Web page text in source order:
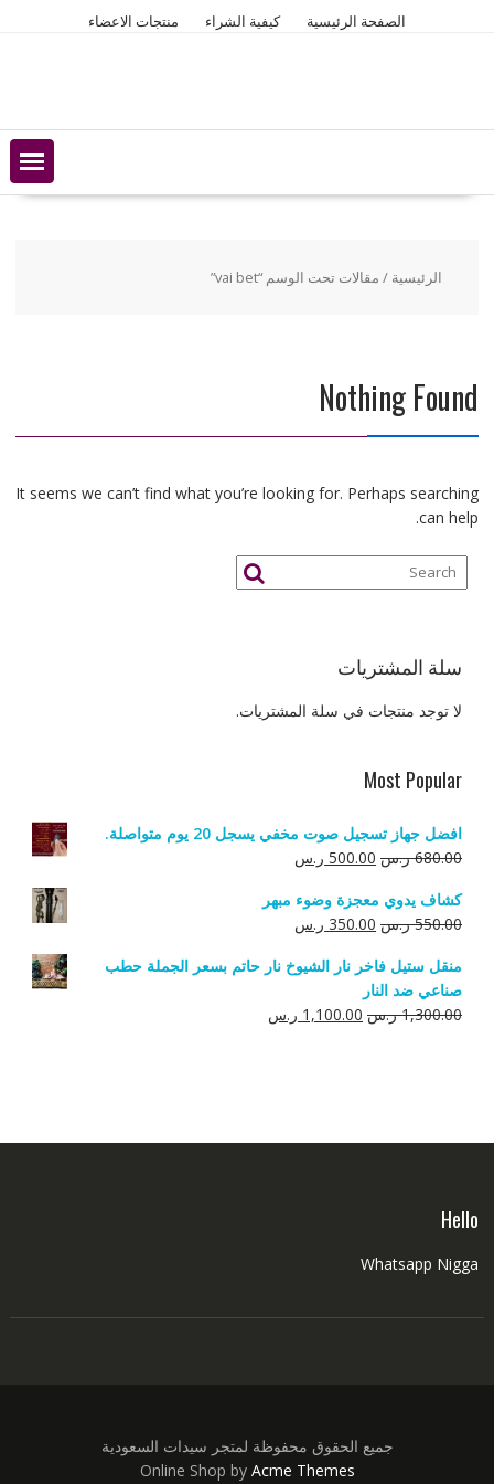
الصفحة الرئيسية كيفية الشراء منتجات الاعضاء
الرئيسية / مقالات تحت الوسم “vai bet”
Nothing Found
It seems we can’t find what you’re looking for. Perhaps searching
can help.
سلة المشتريات
لا توجد منتجات في سلة المشتريات.
Most Popular
افضل جهاز تسجيل صوت مخفي يسجل 20 يوم متواصلة.
680.00 ر.س السعر
هو:
680.00 ر.س.
500.00 ر.سالسعر
هو:
500.00 ر.س.
كشاف يدوي معجزة وضوء مبهر
550.00 ر.س السعر
هو:
550.00 ر.س.
350.00 ر.سالسعر
هو:
منقل ستيل فاخر نار الشيوخ نار حاتم بسعر الجملة حطب
صناعي ضد النار
1,300.00 ر.س السعر
1,100.00 ر.سالسعر
Hello
Whatsapp Nigga
جميع الحقوق محفوظة لمتجر سيدات السعودية
Online Shop by Acme Themes